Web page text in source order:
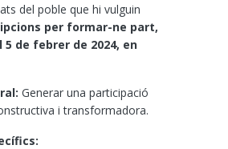
del poble que hi vulguin
per formar-ne part,
de febrer de 2024, en
Generar una participació
i transformadora.